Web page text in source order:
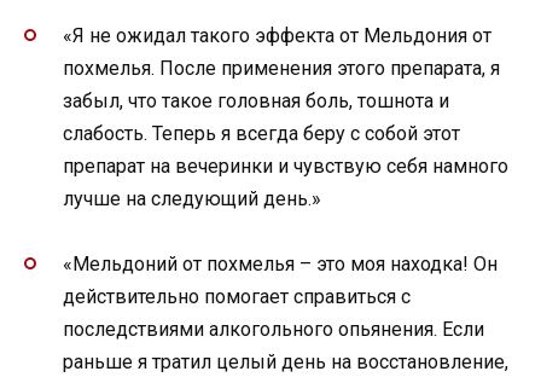
«Я не ожидал такого эффекта от Мельдония от
похмелья. После применения этого препарата, я
забыл, что такое головная боль, тошнота и
слабость. Теперь я всегда беру с собой этот
препарат на вечеринки и чувствую себя намного
лучше на следующий день.»
«Мельдоний от похмелья – это моя находка! Он
действительно помогает справиться с
последствиями алкогольного опьянения. Если
раньше я тратил целый день на восстановление,